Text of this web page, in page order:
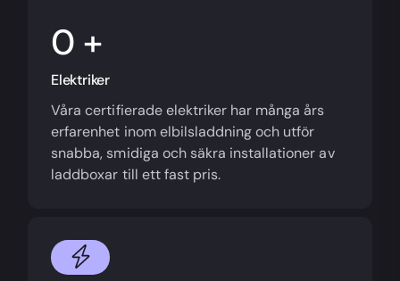
+
Elektriker
Våra certifierade elektriker har många års
erfarenhet inom elbilsladdning och utför
snabba, smidiga och säkra installationer av
laddboxar till ett fast pris.